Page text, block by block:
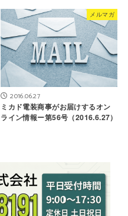
メルマガ
2016.06.27
ミカド電装商事がお届けするオン
ライン情報ー第56号（2016.6.27）